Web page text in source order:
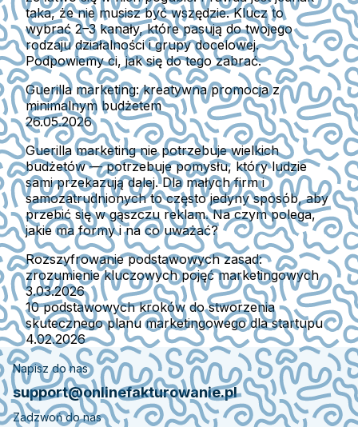
taka, że nie musisz być wszędzie. Klucz to
wybrać 2–3 kanały, które pasują do twojego
rodzaju działalności i grupy docelowej.
Podpowiemy ci, jak się do tego zabrać.
Guerilla marketing: kreatywna promocja z
minimalnym budżetem
26.05.2026
Guerilla marketing nie potrzebuje wielkich
budżetów — potrzebuje pomysłu, który ludzie
sami przekazują dalej. Dla małych firm i
samozatrudnionych to często jedyny sposób, aby
przebić się w gąszczu reklam. Na czym polega,
jakie ma formy i na co uważać?
Rozszyfrowanie podstawowych zasad:
zrozumienie kluczowych pojęć marketingowych
3.03.2026
10 podstawowych kroków do stworzenia
skutecznego planu marketingowego dla startupu
4.02.2026
Napisz do nas
support@onlinefakturowanie.pl
Zadzwoń do nas